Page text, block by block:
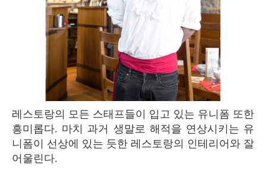
레스토랑의 모든 스태프들이 입고 있는 유니폼 또한
흥미롭다. 마치 과거 생말로 해적을 연상시키는 유
니폼이 선상에 있는 듯한 레스토랑의 인테리어와 잘
어울린다.